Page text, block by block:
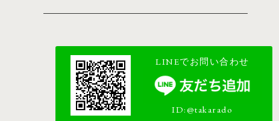
LINEでお問い合わせ
ID:@takarado